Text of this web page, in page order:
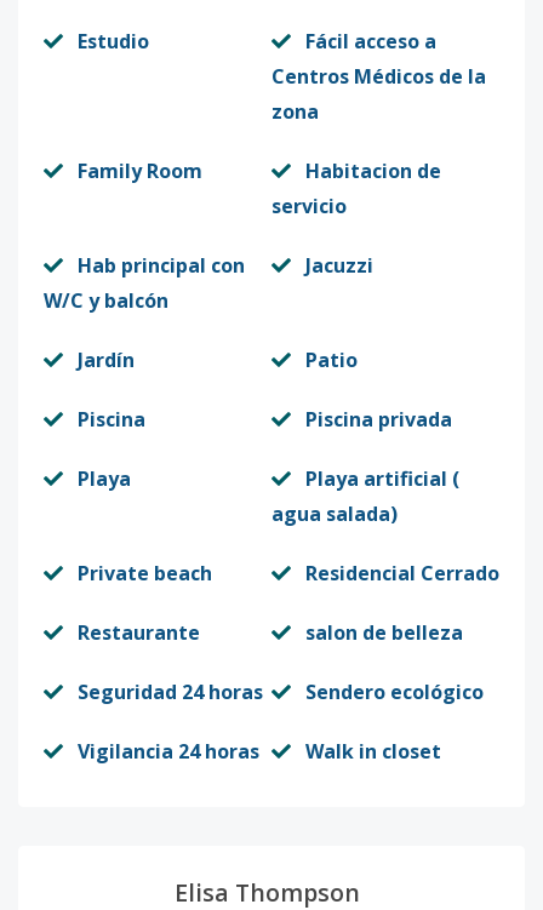
Estudio
Fácil acceso a
Centros Médicos de la
zona
Family Room
Habitacion de
servicio
Hab principal con
W/C y balcón
Jacuzzi
Jardín Patio
Piscina Piscina privada
Playa
Playa artificial (
agua salada)
Private beach Residencial Cerrado
Restaurante salon de belleza
Seguridad 24 horas Sendero ecológico
Vigilancia 24 horas Walk in closet
Elisa Thompson